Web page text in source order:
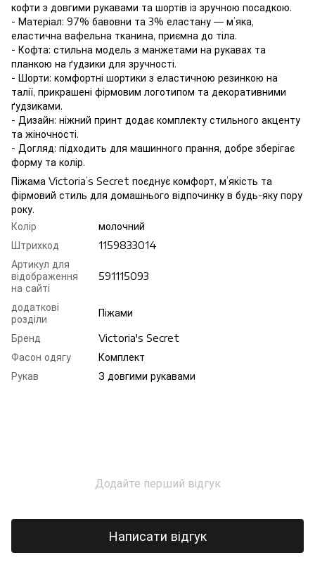
кофти з довгими рукавами та шортів із зручною посадкою.
- Матеріал: 97% бавовни та 3% еластану — м’яка,
еластична вафельна тканина, приємна до тіла.
- Кофта: стильна модель з манжетами на рукавах та
планкою на ґудзики для зручності.
- Шорти: комфортні шортики з еластичною резинкою на
талії, прикрашені фірмовим логотипом та декоративними
ґудзиками.
- Дизайн: ніжний принт додає комплекту стильного акценту
та жіночності.
- Догляд: підходить для машинного прання, добре зберігає
форму та колір.
Піжама Victoria’s Secret поєднує комфорт, м’якість та
фірмовий стиль для домашнього відпочинку в будь-яку пору
року.
Колір
молочний
Штрихкод
1159833014
Артикул для
відображення
на сайті
591115093
додаткові
розділи
Піжами
Бренд
Victoria's Secret
Фасон одягу
Комплект
Рукав
З довгими рукавами
Додайте перший відгук
Написати відгук